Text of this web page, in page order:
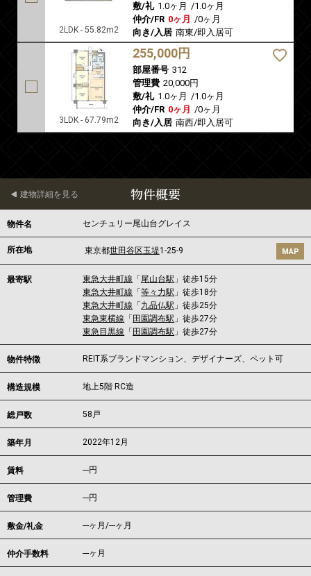
2LDK - 55.82m2
敷/礼 1.0ヶ月 /1.0ヶ月
仲介/FR 0ヶ月 /0ヶ月
向き/入居 南東/即入居可
3LDK - 67.79m2
255,000円
部屋番号 312
管理費 20,000円
敷/礼 1.0ヶ月 /1.0ヶ月
仲介/FR 0ヶ月 /0ヶ月
向き/入居 南西/即入居可
物件概要
建物詳細を見る
物件名 センチュリー尾山台グレイス
所在地 東京都世田谷区玉堤1-25-9 MAP
最寄駅 東急大井町線 「 尾山台駅 」徒歩15分
東急大井町線 「等々力駅 」徒歩18分
東急大井町線 「 九品仏駅 」徒歩25分
東急東横線 「 田園調布駅 」徒歩27分
東急目黒線 「 田園調布駅 」徒歩27分
物件特徴 REIT系ブランドマンション、デザイナーズ、ペット可
構造規模 地上5階 RC造
総戸数 58戸
築年月 2022年12月
賃料 ---円
管理費 ---円
敷金/礼金 ---ヶ月/---ヶ月
仲介手数料 ---ヶ月